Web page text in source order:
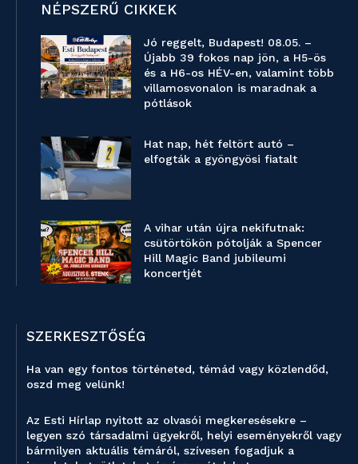
NÉPSZERŰ CIKKEK
Jó reggelt, Budapest! 08.05. –
Újabb 39 fokos nap jön, a H5-ös
és a H6-os HÉV-en, valamint több
villamosvonalon is maradnak a
pótlások
Hat nap, hét feltört autó –
elfogták a gyöngyösi fiatalt
A vihar után újra nekifutnak:
csütörtökön pótolják a Spencer
Hill Magic Band jubileumi
koncertjét
SZERKESZTŐSÉG
Ha van egy fontos történeted, témád vagy közlendőd,
oszd meg velünk!
Az Esti Hírlap nyitott az olvasói megkeresésekre –
legyen szó társadalmi ügyekről, helyi eseményekről vagy
bármilyen aktuális témáról, szívesen fogadjuk a